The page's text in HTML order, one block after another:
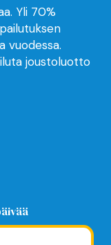
Yli 70%
vuodessa.
joustoluotto